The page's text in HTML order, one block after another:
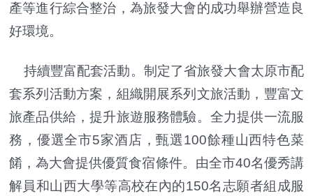
產等進行綜合整治，為旅發大會的成功舉辦營造良
好環境。
持續豐富配套活動。制定了省旅發大會太原市配
套系列活動方案，組織開展系列文旅活動，豐富文
旅產品供給，提升旅遊服務體驗。全力提供一流服
務，優選全市5家酒店，甄選100餘種山西特色菜
餚，為大會提供優質食宿條件。由全市40名優秀講
解員和山西大學等高校在內的150名志願者組成服